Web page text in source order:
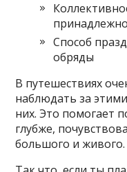
Способ
обряды
В путешествиях
наблюдать за
них. Это помогает
глубже,
большого и живого.